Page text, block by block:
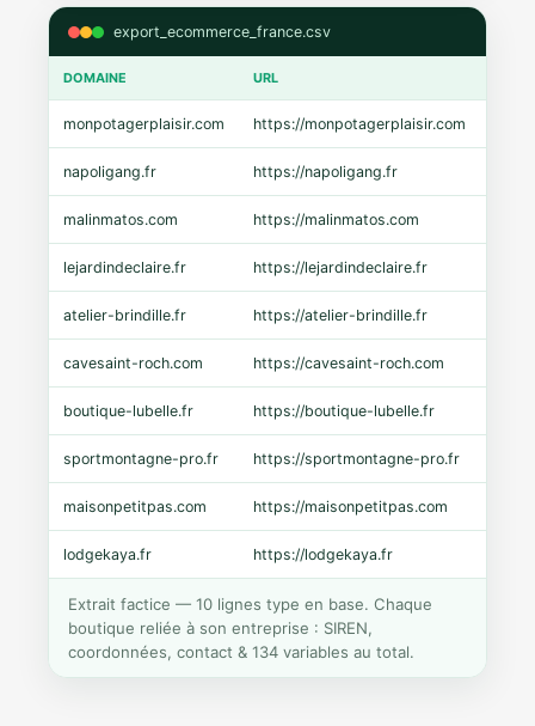
export_ecommerce_france.csv
DOMAINE URL
monpotagerplaisir.com https://monpotagerplaisir.com
napoligang.fr https://napoligang.fr
malinmatos.com https://malinmatos.com
lejardindeclaire.fr https://lejardindeclaire.fr
atelier-brindille.fr https://atelier-brindille.fr
cavesaint-roch.com https://cavesaint-roch.com
boutique-lubelle.fr https://boutique-lubelle.fr
sportmontagne-pro.fr https://sportmontagne-pro.fr
maisonpetitpas.com https://maisonpetitpas.com
lodgekaya.fr https://lodgekaya.fr
Extrait factice — 10 lignes type en base. Chaque
boutique reliée à son entreprise : SIREN,
coordonnées, contact & 134 variables au total.